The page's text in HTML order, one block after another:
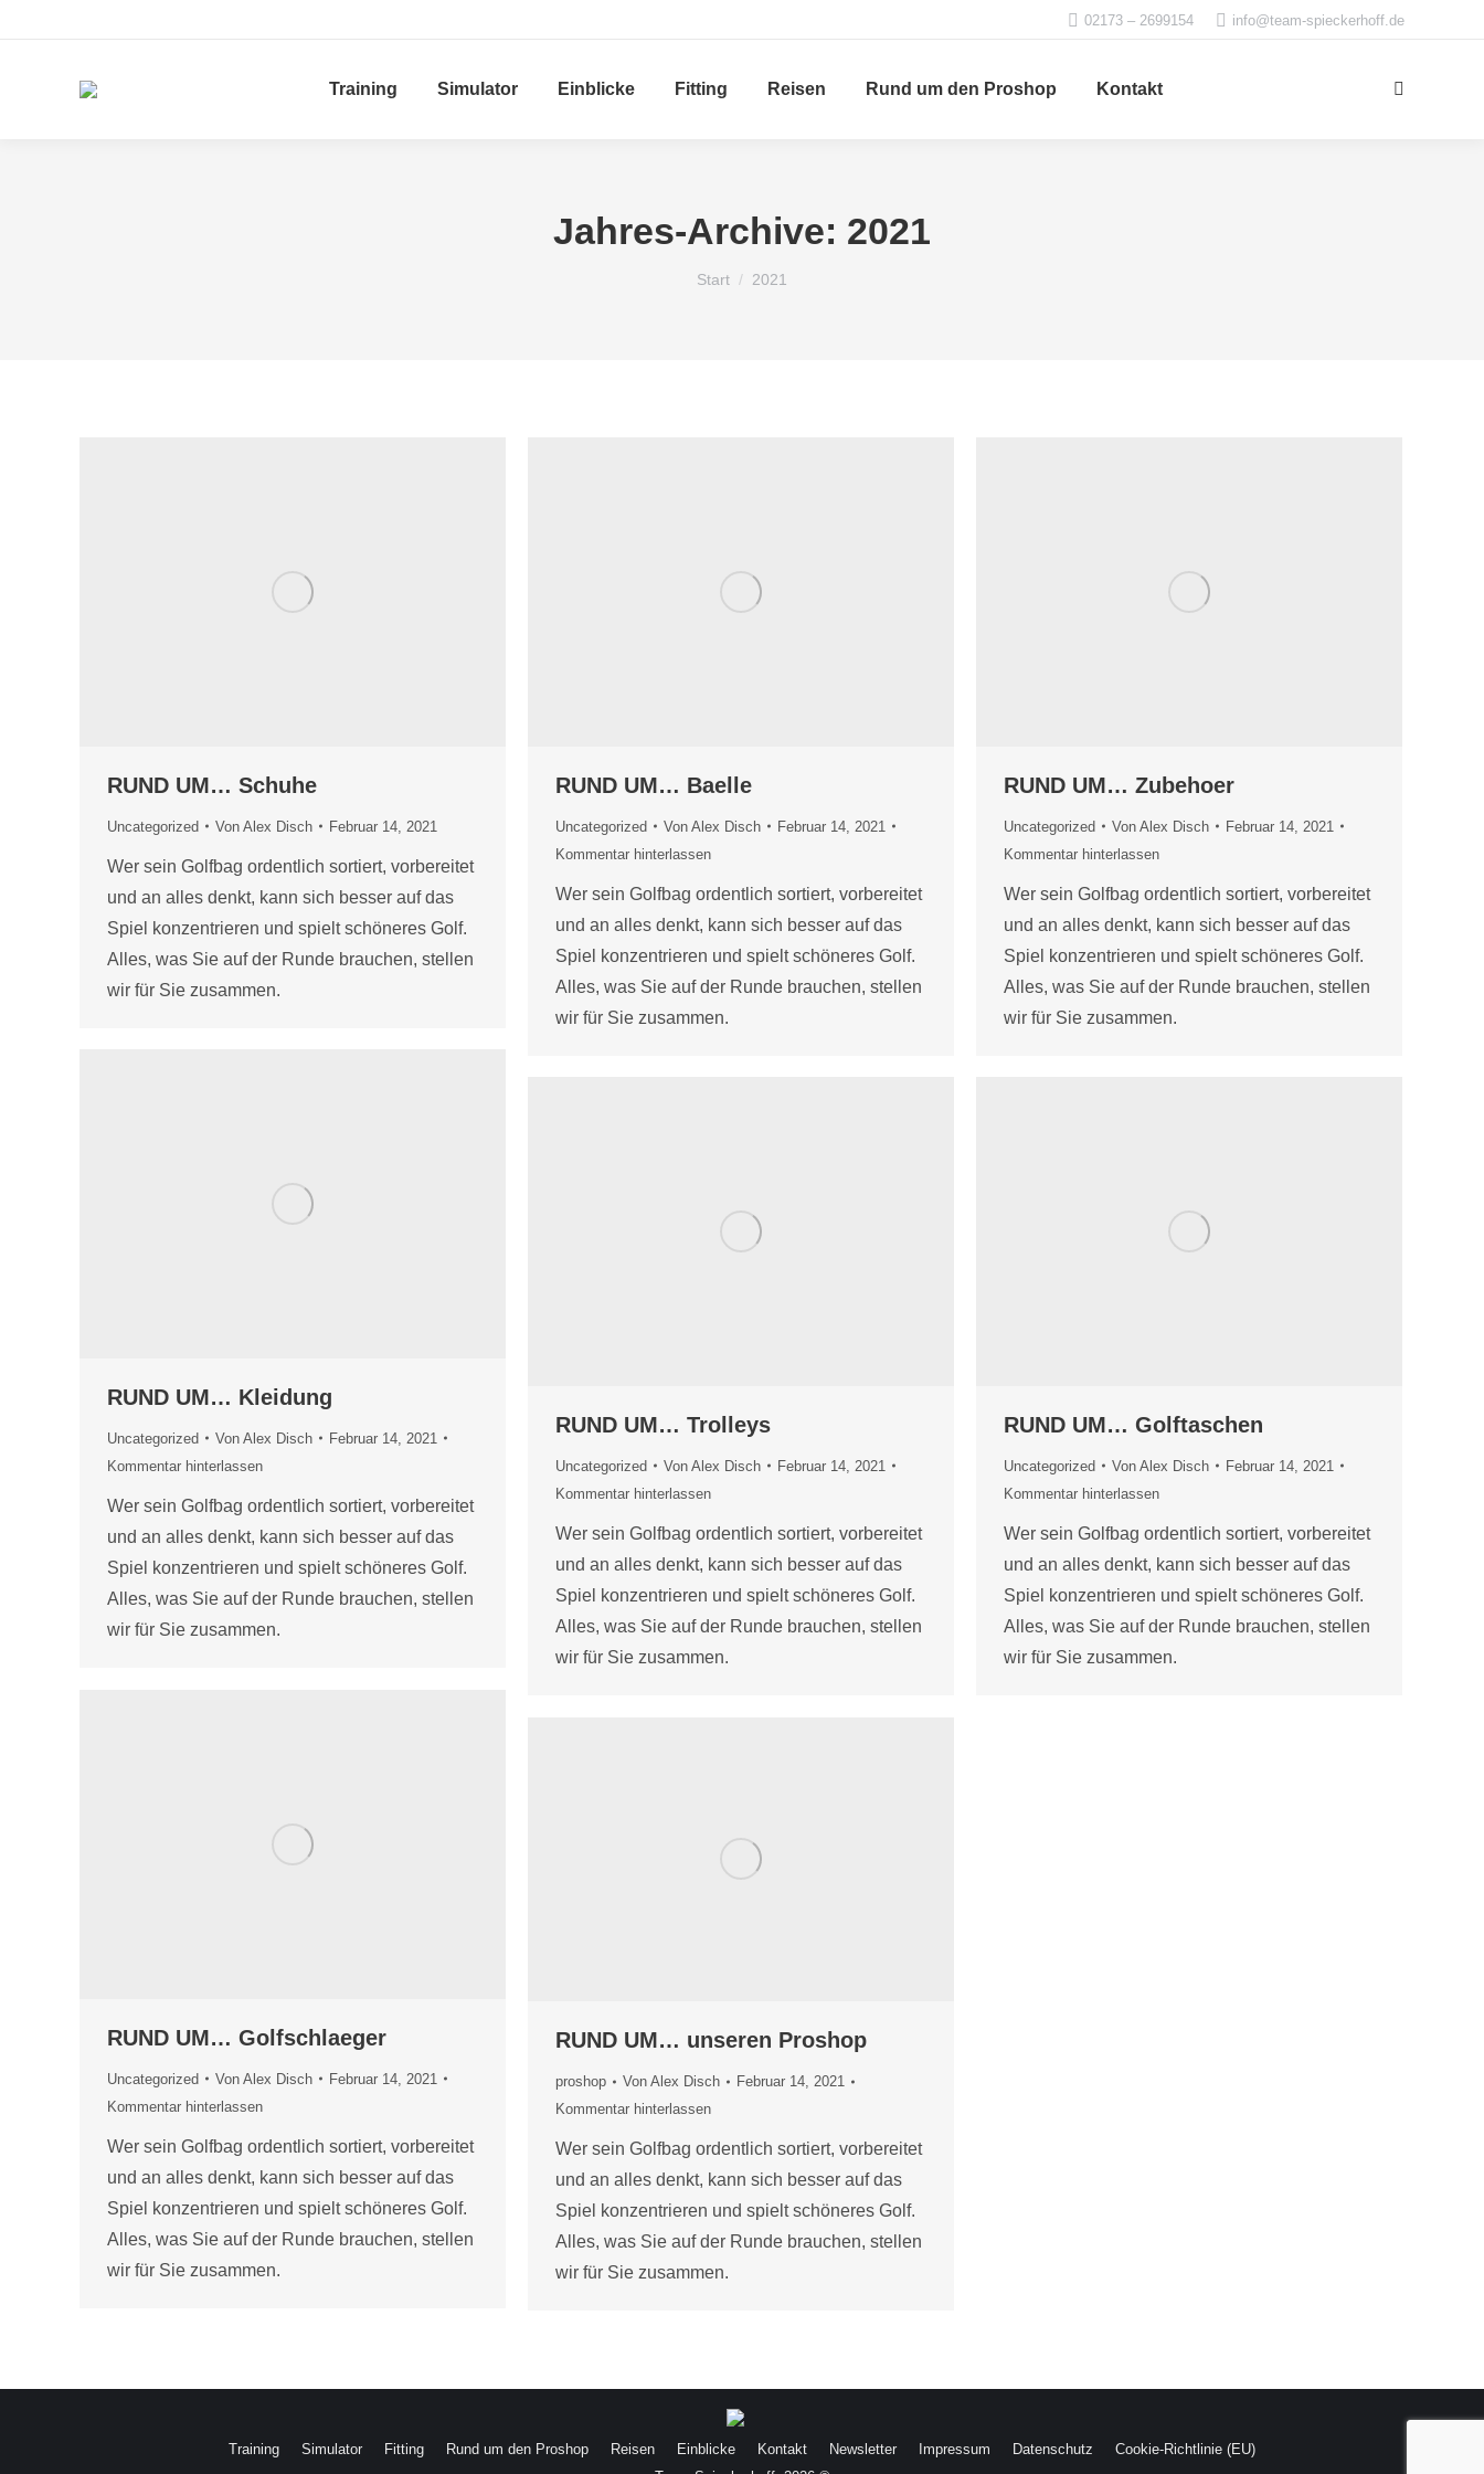
02173 – 2699154 info@team-spieckerhoff.de
Training Simulator Einblicke Fitting Reisen Rund um den Proshop Kontakt Search:
Jahres-Archive: 2021
Sie befinden sich hier:
Start 2021
RUND UM… Schuhe
Uncategorized Von Alex Disch Februar 14, 2021
Wer sein Golfbag ordentlich sortiert, vorbereitet
und an alles denkt, kann sich besser auf das
Spiel konzentrieren und spielt schöneres Golf.
Alles, was Sie auf der Runde brauchen, stellen
wir für Sie zusammen.
RUND UM… Baelle
Uncategorized Von Alex Disch
Februar 14, 2021
Kommentar hinterlassen
Wer sein Golfbag ordentlich sortiert, vorbereitet
und an alles denkt, kann sich besser auf das
Spiel konzentrieren und spielt schöneres Golf.
Alles, was Sie auf der Runde brauchen, stellen
wir für Sie zusammen.
RUND UM… Zubehoer
Uncategorized Von Alex Disch
Februar 14, 2021
Kommentar hinterlassen
Wer sein Golfbag ordentlich sortiert, vorbereitet
und an alles denkt, kann sich besser auf das
Spiel konzentrieren und spielt schöneres Golf.
Alles, was Sie auf der Runde brauchen, stellen
wir für Sie zusammen.
RUND UM… Kleidung
Uncategorized Von Alex Disch
Februar 14, 2021
Kommentar hinterlassen
Wer sein Golfbag ordentlich sortiert, vorbereitet
und an alles denkt, kann sich besser auf das
Spiel konzentrieren und spielt schöneres Golf.
Alles, was Sie auf der Runde brauchen, stellen
wir für Sie zusammen.
RUND UM… Trolleys
Uncategorized Von Alex Disch
Februar 14, 2021
Kommentar hinterlassen
Wer sein Golfbag ordentlich sortiert, vorbereitet
und an alles denkt, kann sich besser auf das
Spiel konzentrieren und spielt schöneres Golf.
Alles, was Sie auf der Runde brauchen, stellen
wir für Sie zusammen.
RUND UM… Golftaschen
Uncategorized Von Alex Disch
Februar 14, 2021
Kommentar hinterlassen
Wer sein Golfbag ordentlich sortiert, vorbereitet
und an alles denkt, kann sich besser auf das
Spiel konzentrieren und spielt schöneres Golf.
Alles, was Sie auf der Runde brauchen, stellen
wir für Sie zusammen.
RUND UM… Golfschlaeger
Uncategorized Von Alex Disch
Februar 14, 2021
Kommentar hinterlassen
Wer sein Golfbag ordentlich sortiert, vorbereitet
und an alles denkt, kann sich besser auf das
Spiel konzentrieren und spielt schöneres Golf.
Alles, was Sie auf der Runde brauchen, stellen
wir für Sie zusammen.
RUND UM… unseren Proshop
proshop Von Alex Disch
Februar 14, 2021
Kommentar hinterlassen
Wer sein Golfbag ordentlich sortiert, vorbereitet
und an alles denkt, kann sich besser auf das
Spiel konzentrieren und spielt schöneres Golf.
Alles, was Sie auf der Runde brauchen, stellen
wir für Sie zusammen.
Training Simulator Fitting Rund um den Proshop Reisen Einblicke Kontakt Newsletter Impressum Datenschutz
Cookie-Richtlinie (EU)